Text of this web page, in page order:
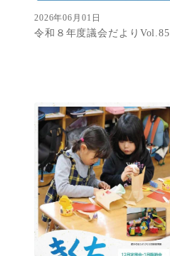
2026年06月01日
令和８年度議会だよりVol.85